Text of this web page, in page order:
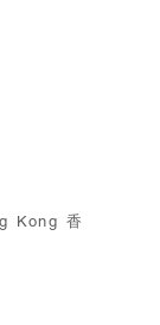
Kong 香